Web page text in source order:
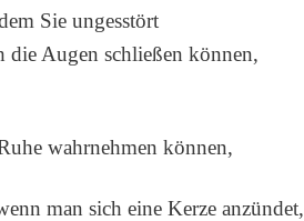
Sie ungesstört
Augen schließen können,
wahrnehmen können,
man sich eine Kerze anzündet,